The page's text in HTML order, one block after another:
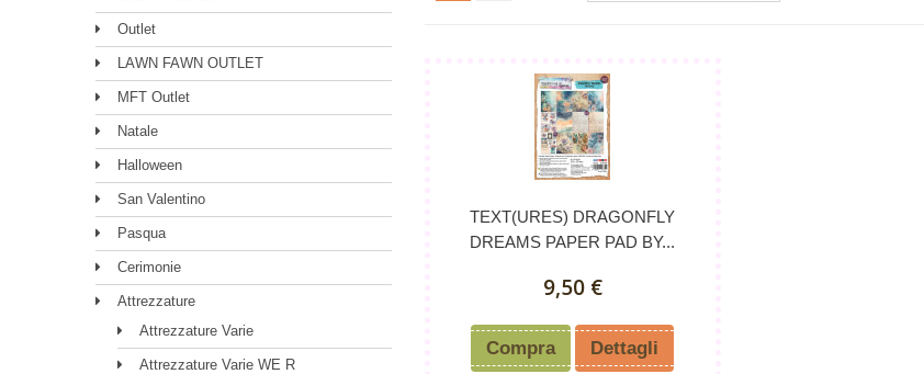
Outlet
LAWN FAWN OUTLET
MFT Outlet
Natale
Halloween
San Valentino
Pasqua
Cerimonie
Attrezzature
Attrezzature Varie
Attrezzature Varie WE R
TEXT(URES) DRAGONFLY
DREAMS PAPER PAD BY...
9,50 €
Compra Dettagli